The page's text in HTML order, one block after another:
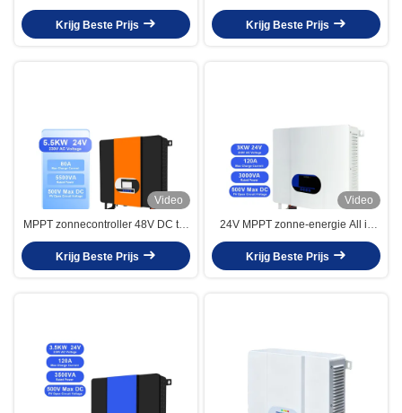
6.2KVA 48V Hybride Zonne-
omvormer Pure Sinusgolf On/Off-
grid Omvormer met MPPT Zonne-
Krijg Beste Prijs
Inverter MPPT Off Grid 4.2kVA 24V
220V Pure Sinus Wave Inverter
Krijg Beste Prijs
Video
MPPT zonnecontroller 48V DC tot
110V 220V 230V Pure sinuswave
zonnehybride omvormer voor
vermogen omzetting
Krijg Beste Prijs
Video
24V MPPT zonne-energie All in
One Home Hybrid Inverter 3KW
Hybrid Off Grid Solar Inverter
Krijg Beste Prijs